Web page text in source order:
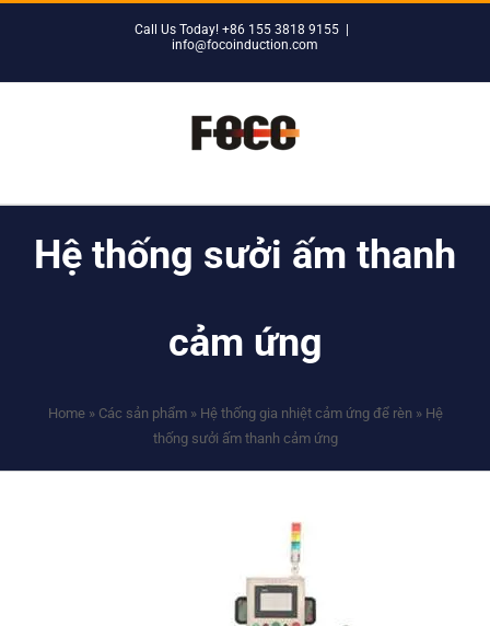
Call Us Today! +86 155 3818 9155
info@focoinduction.com
Hệ thống sưởi ấm thanh
cảm ứng
Home» Các sản phẩm» Hệ thống gia nhiệt cảm ứng để rèn » Hệ
thống sưởi ấm thanh cảm ứng